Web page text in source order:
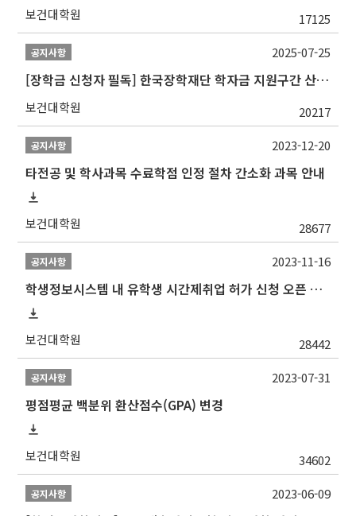
보건대학원 17125
공지사항
[장학금 신청자 필독] 한국장학재단 학자금 지원구간 산정 권고
보건대학원 20217
2025-07-25
공지사항
타전공 및 학사과목 수료학점 인정 절차 간소화 과목 안내
보건대학원 28677
2023-12-20
공지사항
학생정보시스템 내 유학생 시간제취업 허가 신청 오픈 안내
보건대학원 28442
2023-11-16
공지사항
평점평균 백분위 환산점수(GPA) 변경
보건대학원 34602
2023-07-31
공지사항 2023-06-09